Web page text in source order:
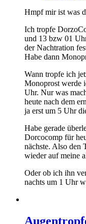
Hmpf mir ist was
Ich tropfe
und 13 bzw 01
der Nachtration
Habe dann
Wann tropfe ich
Monoprost werde
Uhr. Nur was
heute nach dem
ja erst um 5 Uhr
Habe gerade
Dorcocomp für
nächste. Also den
wieder auf meine
Oder ob ich ihn
nachts um 1 Uhr